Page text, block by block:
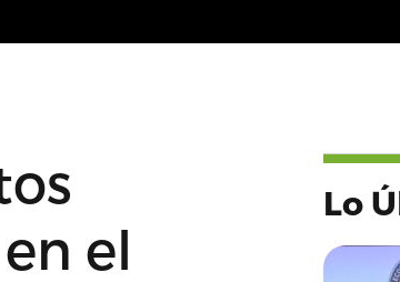
el
Lo